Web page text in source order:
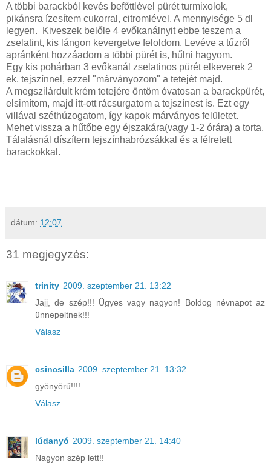
A többi barackból kevés befőttlével pürét turmixolok,
pikánsra ízesítem cukorral, citromlével. A mennyisége 5 dl
legyen. Kiveszek belőle 4 evőkanálnyit ebbe teszem a
zselatint, kis lángon kevergetve feloldom. Levéve a tűzről
apránként hozzáadom a többi pürét is, hűlni hagyom.
Egy kis pohárban 3 evőkanál zselatinos pürét elkeverek 2
ek. tejszínnel, ezzel "márványozom" a tetejét majd.
A megszilárdult krém tetejére öntöm óvatosan a barackpürét,
elsimítom, majd itt-ott rácsurgatom a tejszínest is. Ezt egy
villával széthúzogatom, így kapok márványos felületet.
Mehet vissza a hűtőbe egy éjszakára(vagy 1-2 órára) a torta.
Tálalásnál díszítem tejszínhabrózsákkal és a félretett
barackokkal.
dátum: 12:07
31 megjegyzés:
trinity 2009. szeptember 21. 13:22
Jajj, de szép!!! Ügyes vagy nagyon! Boldog névnapot az
ünnepeltnek!!!
Válasz
csincsilla 2009. szeptember 21. 13:32
gyönyörű!!!!
Válasz
lúdanyó 2009. szeptember 21. 14:40
Nagyon szép lett!!